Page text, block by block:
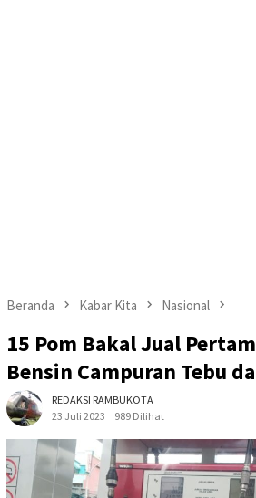
Beranda Kabar Kita Nasional
15 Pom Bakal Jual
Bensin Campuran Tebu
REDAKSI RAMBUKOTA
23 Juli 2023
989 Dilihat